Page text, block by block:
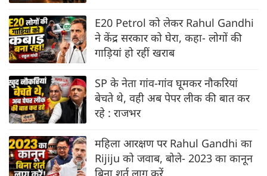
E20 Petrol को लेकर Rahul Gandhi
ने केंद्र सरकार को घेरा, कहा- लोगों की
गाड़ियां हो रहीं खराब
SP के नेता गांव-गांव घूमकर नौकरियां
बेचते थे, वही अब पेपर लीक की बात कर
रहे : राजभर
महिला आरक्षण पर Rahul Gandhi का
Rijiju को जवाब, बोले- 2023 का कानून
बिना शर्त लागू करें